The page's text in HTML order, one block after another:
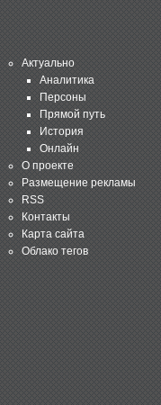
Актуально
Аналитика
Персоны
Прямой путь
История
Онлайн
О проекте
Размещение рекламы
RSS
Контакты
Карта сайта
Облако тегов